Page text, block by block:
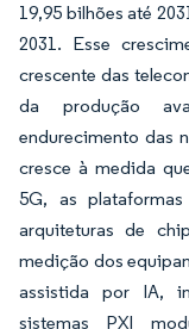
19,95 bilhões até
2031. Esse
crescente das
da produção
endurecimento das
cresce à medida
5G, as
arquiteturas de
medição dos
assistida por IA,
sistemas PXI